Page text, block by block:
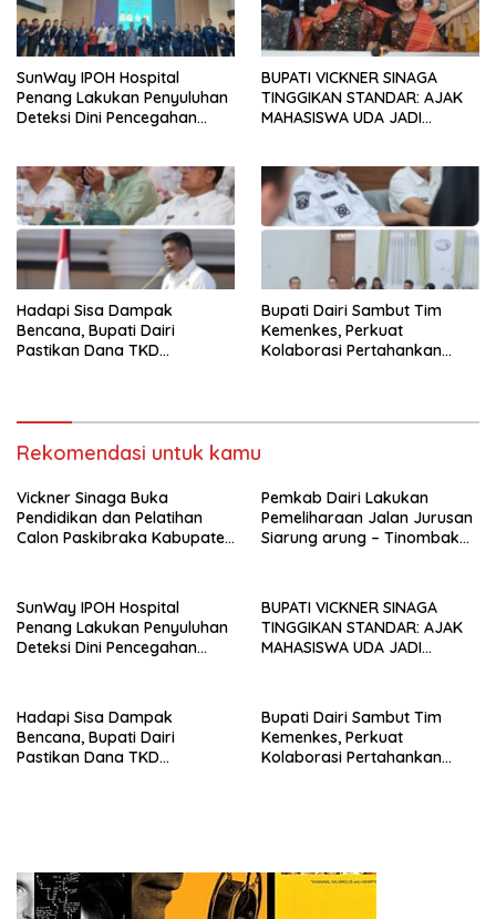
SunWay IPOH Hospital
Penang Lakukan Penyuluhan
Deteksi Dini Pencegahan
BUPATI VICKNER SINAGA
TINGGIKAN STANDAR: AJAK
MAHASISWA UDA JADI
LUNTUR ZAMAN
Hadapi Sisa Dampak
Bencana, Bupati Dairi
Pastikan Dana TKD
Bupati Dairi Sambut Tim
Kemenkes, Perkuat
Kolaborasi Pertahankan
Rekomendasi untuk kamu
Vickner Sinaga Buka
Pendidikan dan Pelatihan
Calon Paskibraka Kabupaten
Pemkab Dairi Lakukan
Pemeliharaan Jalan Jurusan
Siarung arung – Tinombak
SunWay IPOH Hospital
Penang Lakukan Penyuluhan
Deteksi Dini Pencegahan
BUPATI VICKNER SINAGA
TINGGIKAN STANDAR: AJAK
MAHASISWA UDA JADI
LUNTUR ZAMAN
Hadapi Sisa Dampak
Bencana, Bupati Dairi
Pastikan Dana TKD
Bupati Dairi Sambut Tim
Kemenkes, Perkuat
Kolaborasi Pertahankan